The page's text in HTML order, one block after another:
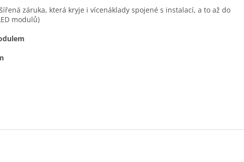
záruka, která kryje i vícenáklady spojené s instalací, a to až do
modulů)